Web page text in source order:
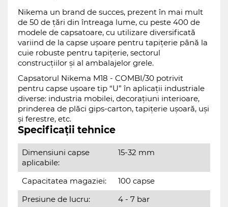
Nikema un brand de succes, prezent în mai mult
de 50 de țări din întreaga lume, cu peste 400 de
modele de capsatoare, cu utilizare diversificată
variind de la capse ușoare pentru tapițerie până la
cuie robuste pentru tapițerie, sectorul
construcțiilor și al ambalajelor grele.
Capsatorul Nikema M18 - COMBI/30 potrivit
pentru capse ușoare tip “U” în aplicații industriale
diverse: industria mobilei, decorațiuni interioare,
prinderea de plăci gips-carton, tapițerie ușoară, uși
și ferestre, etc.
Specificații tehnice
Dimensiuni capse
aplicabile:
15-32 mm
Capacitatea magaziei:
100 capse
Presiune de lucru:
4 - 7 bar